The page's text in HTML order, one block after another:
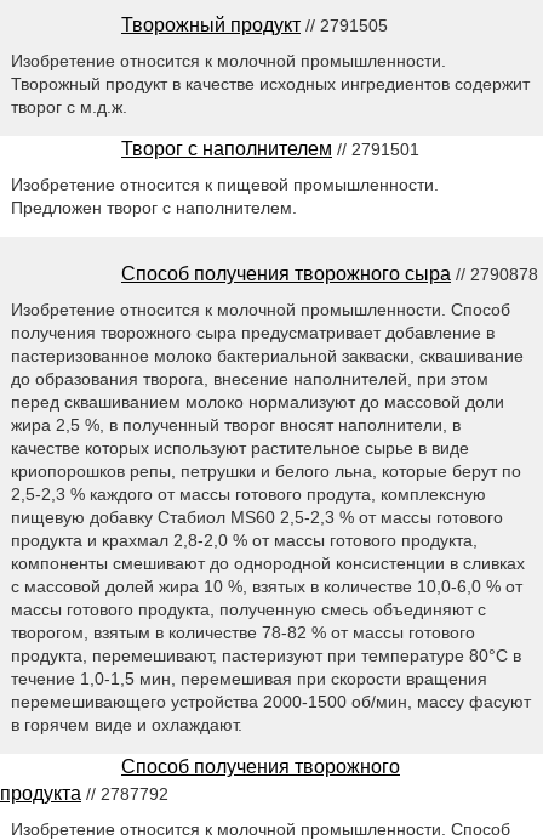
Творожный продукт // 2791505
Изобретение относится к молочной промышленности.
Творожный продукт в качестве исходных ингредиентов содержит
творог с м.д.ж.
Творог с наполнителем // 2791501
Изобретение относится к пищевой промышленности.
Предложен творог с наполнителем.
Способ получения творожного сыра // 2790878
Изобретение относится к молочной промышленности. Способ
получения творожного сыра предусматривает добавление в
пастеризованное молоко бактериальной закваски, сквашивание
до образования творога, внесение наполнителей, при этом
перед сквашиванием молоко нормализуют до массовой доли
жира 2,5 %, в полученный творог вносят наполнители, в
качестве которых используют растительное сырье в виде
криопорошков репы, петрушки и белого льна, которые берут по
2,5-2,3 % каждого от массы готового продута, комплексную
пищевую добавку Стабиол MS60 2,5-2,3 % от массы готового
продукта и крахмал 2,8-2,0 % от массы готового продукта,
компоненты смешивают до однородной консистенции в сливках
с массовой долей жира 10 %, взятых в количестве 10,0-6,0 % от
массы готового продукта, полученную смесь объединяют с
творогом, взятым в количестве 78-82 % от массы готового
продукта, перемешивают, пастеризуют при температуре 80°С в
течение 1,0-1,5 мин, перемешивая при скорости вращения
перемешивающего устройства 2000-1500 об/мин, массу фасуют
в горячем виде и охлаждают.
Способ получения творожного
продукта // 2787792
Изобретение относится к молочной промышленности. Способ